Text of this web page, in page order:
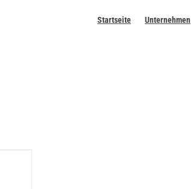
Startseite Unternehmen